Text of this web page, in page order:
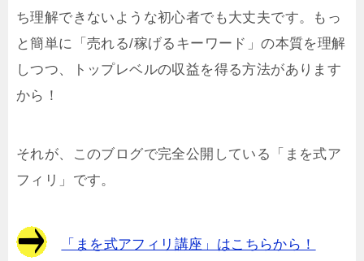
ち理解できないような初心者でも大丈夫です。もっ
と簡単に「売れる/稼げるキーワード」の本質を理解
しつつ、トップレベルの収益を得る方法があります
から！
それが、このブログで完全公開している「まを式ア
フィリ」です。
「まを式アフィリ講座」はこちらから！